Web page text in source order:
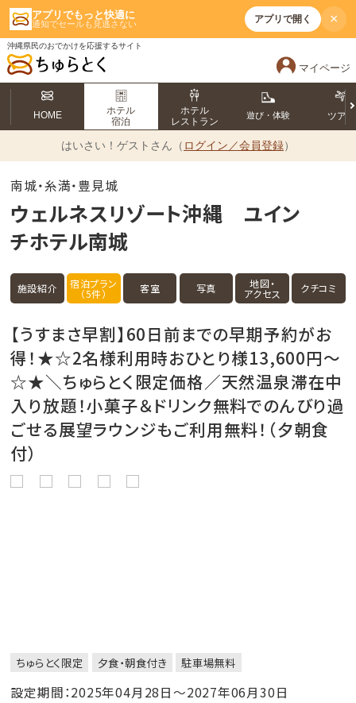
アプリでもっと快適に
通知でセールも見逃さない アプリで開く ×
沖縄県民のおでかけを応援するサイト
マイページ
HOME
ホテル
宿泊
ホテル
レストラン
遊び・体験 ツアー
はいさい！ ゲストさん（ ログイン／会員登録）
南城・糸満・豊見城
ウェルネスリゾート沖縄 ユイン
チホテル南城
施設紹介 宿泊プラン
（5件） 客室 写真 地図・
アクセス クチコミ
【うすまさ早割】60日前までの早期予約がお
得！★☆2名様利用時おひとり様13,600円～
☆★＼ちゅらとく限定価格／天然温泉滞在中
入り放題！小菓子＆ドリンク無料でのんびり過
ごせる展望ラウンジもご利用無料！（夕朝食
付）
ちゅらとく限定 夕食・朝食付き 駐車場無料
設定期間：2025年04月28日～2027年06月30日